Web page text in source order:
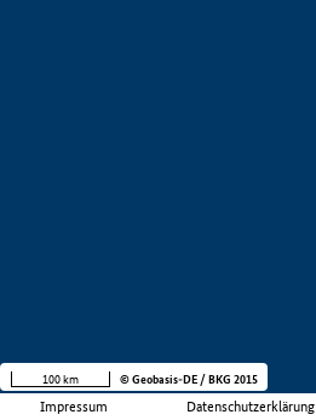
Impressum Datenschutzerklärung
100 km © Geobasis-DE / BKG 2015